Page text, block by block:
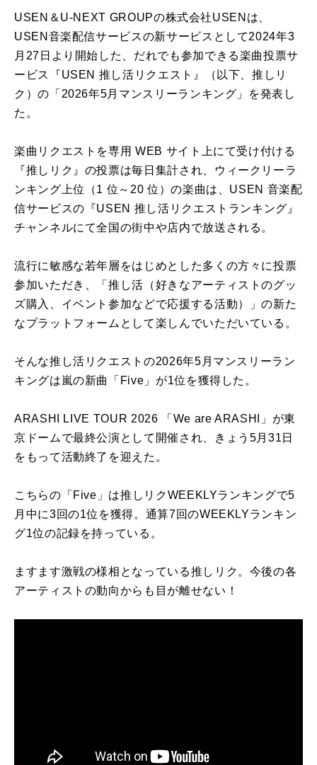
USEN＆U-NEXT GROUPの株式会社USENは、
USEN音楽配信サービスの新サービスとして2024年3
月27日より開始した、だれでも参加できる楽曲投票サ
ービス『USEN 推し活リクエスト』（以下、推しリ
ク）の「2026年5月マンスリーランキング」を発表し
た。
楽曲リクエストを専用 WEB サイト上にて受け付ける
『推しリク』の投票は毎日集計され、ウィークリーラ
ンキング上位（1 位～20 位）の楽曲は、USEN 音楽配
信サービスの『USEN 推し活リクエストランキング』
チャンネルにて全国の街中や店内で放送される。
流行に敏感な若年層をはじめとした多くの方々に投票
参加いただき、「推し活（好きなアーティストのグッ
ズ購入、イベント参加などで応援する活動）」の新た
なプラットフォームとして楽しんでいただいている。
そんな推し活リクエストの2026年5月マンスリーラン
キングは嵐の新曲「Five」が1位を獲得した。
ARASHI LIVE TOUR 2026 「We are ARASHI」が東
京ドームで最終公演として開催され、
きょう5月31日
をもって活動終了を迎え た。
こちらの「Five」は推しリクWEEKLYランキングで5
月中に3回の1位を獲得。通算7回のWEEKLYランキン
グ1位の記録を持っている。
ますます激戦の様相となっている推しリク。今後の各
アーティストの動向からも目が離せない！